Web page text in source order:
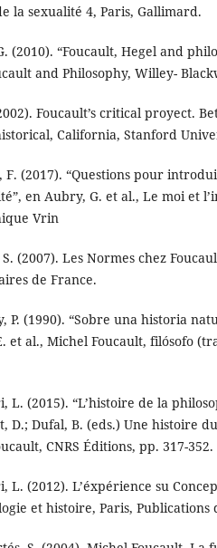
la sexualité 4, Paris, Gallimard.
(2010). “Foucault, Hegel and
and Philosophy, Willey-
Foucault’s critical proyect.
California, Stanford
F. (2017). “Questions pour
en Aubry, G. et al., Le moi et
Vrin
(2007). Les Normes chez
de France.
P. (1990). “Sobre una historia
et al., Michel Foucault, filósofo
L. (2015). “L’histoire de la
D.; Dufal, B. (eds.) Une histoire
CNRS Éditions, pp. 317-352.
L. (2012). L’éxpérience su
et histoire, Paris, Publications